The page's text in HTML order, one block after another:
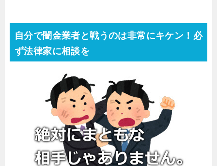
自分で闇金業者と戦うのは非常にキケン！必
ず法律家に相談を